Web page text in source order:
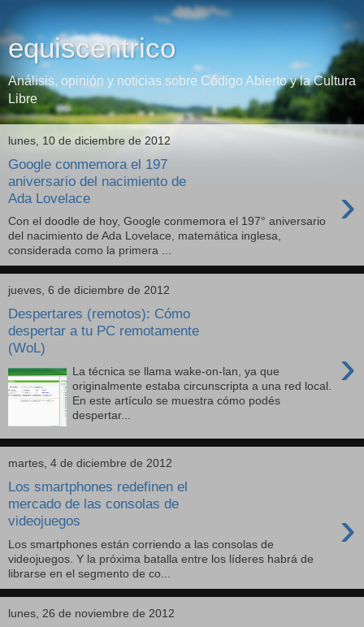
equiscentrico
Análisis, opinión y noticias sobre Código Abierto y la Cultura
Libre
lunes, 10 de diciembre de 2012
Google conmemora el 197
aniversario del nacimiento de
Ada Lovelace
›
Con el doodle de hoy, Google conmemora el 197° aniversario
del nacimiento de Ada Lovelace, matemática inglesa,
considerada como la primera ...
jueves, 6 de diciembre de 2012
Despertares (remotos): Cómo
despertar a tu PC remotamente
(WoL)
›
La técnica se llama wake-on-lan, ya que
originalmente estaba circunscripta a una red local.
En este artículo se muestra cómo podés
despertar...
martes, 4 de diciembre de 2012
Los smartphones redefinen el
mercado de las consolas de
videojuegos
›
Los smartphones están corriendo a las consolas de
videojuegos. Y la próxima batalla entre los líderes habrá de
librarse en el segmento de co...
lunes, 26 de noviembre de 2012